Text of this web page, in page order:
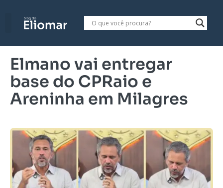
Elmano vai entregar
base do CPRaio e
Areninha em Milagres